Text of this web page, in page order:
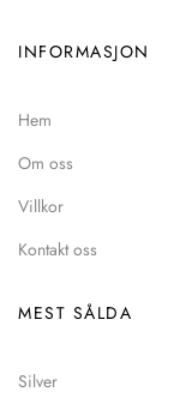
INFORMASJON
Hem
Om oss
Villkor
Kontakt oss
MEST SÅLDA
Silver